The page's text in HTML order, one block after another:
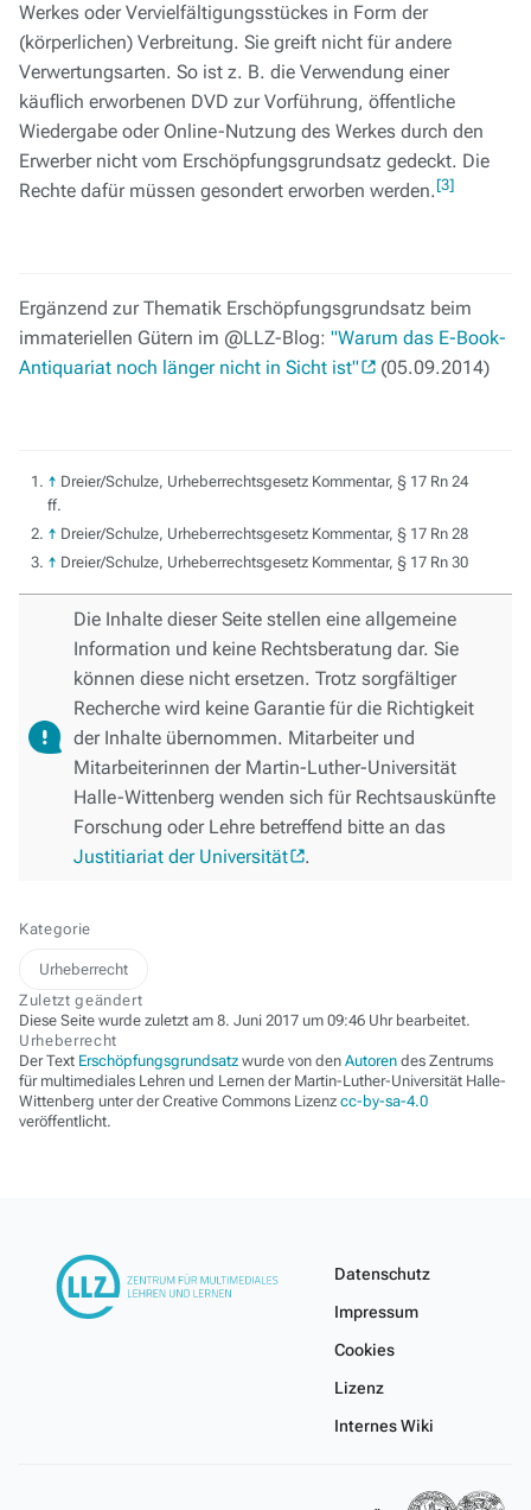
Werkes oder Vervielfältigungsstückes in Form der
(körperlichen) Verbreitung. Sie greift nicht für andere
Verwertungsarten. So ist z. B. die Verwendung einer
käuflich erworbenen DVD zur Vorführung, öffentliche
Wiedergabe oder Online-Nutzung des Werkes durch den
Erwerber nicht vom Erschöpfungsgrundsatz gedeckt. Die
Rechte dafür müssen gesondert erworben werden.[3]
Ergänzend zur Thematik Erschöpfungsgrundsatz beim
immateriellen Gütern im @LLZ-Blog: "Warum das E-Book-
Antiquariat noch länger nicht in Sicht ist"
(05.09.2014)
↑ Dreier/Schulze, Urheberrechtsgesetz Kommentar, § 17 Rn 24
ff.
↑ Dreier/Schulze, Urheberrechtsgesetz Kommentar, § 17 Rn 28
↑ Dreier/Schulze, Urheberrechtsgesetz Kommentar, § 17 Rn 30
Die Inhalte dieser Seite stellen eine allgemeine
Information und keine Rechtsberatung dar. Sie
können diese nicht ersetzen. Trotz sorgfältiger
Recherche wird keine Garantie für die Richtigkeit
der Inhalte übernommen. Mitarbeiter und
Mitarbeiterinnen der Martin-Luther-Universität
Halle-Wittenberg wenden sich für Rechtsauskünfte
Forschung oder Lehre betreffend bitte an das
Justitiariat der Universität
.
Kategorie
Urheberrecht
Zuletzt geändert
Diese Seite wurde zuletzt am 8. Juni 2017 um 09:46 Uhr bearbeitet.
Urheberrecht
Der Text Erschöpfungsgrundsatz wurde von den Autoren des Zentrums
für multimediales Lehren und Lernen der Martin-Luther-Universität Halle-
Wittenberg unter der Creative Commons Lizenz cc-by-sa-4.0
veröffentlicht.
Datenschutz
Impressum
Cookies
Lizenz
Internes Wiki